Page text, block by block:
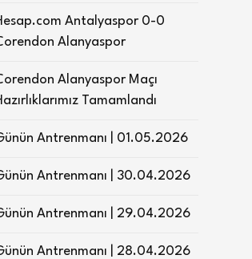
Antalyaspor 0-0
Alanyaspor
Alanyaspor Maçı
Tamamlandı
Antrenmanı | 01.05.2026
Antrenmanı | 30.04.2026
Antrenmanı | 29.04.2026
Antrenmanı | 28.04.2026